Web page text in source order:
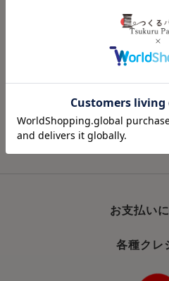
土日祝日はお休みいただい
にご連絡いたします。
お支払い
各種クレ